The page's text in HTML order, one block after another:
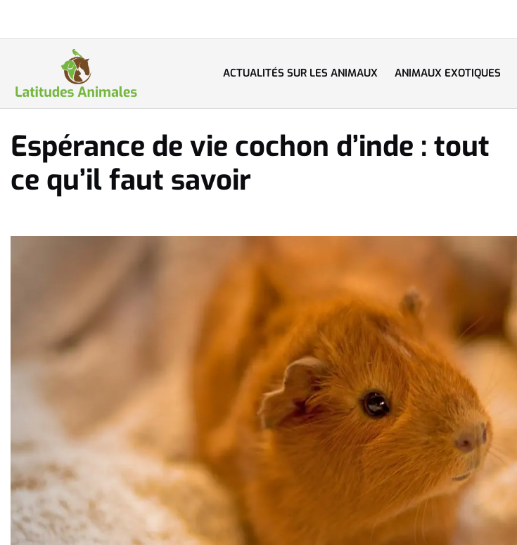
ACTUALITÉS SUR LES ANIMAUX ANIMAUX EXOTIQUES
Espérance de vie cochon d’inde : tout
ce qu’il faut savoir